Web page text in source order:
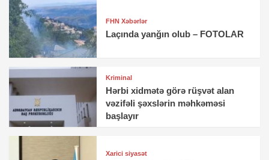
FHN Xəbərlər
Laçında yanğın olub – FOTOLAR
Kriminal
Hərbi xidmətə görə rüşvət alan
vəzifəli şəxslərin məhkəməsi
başlayır
Xarici siyasət